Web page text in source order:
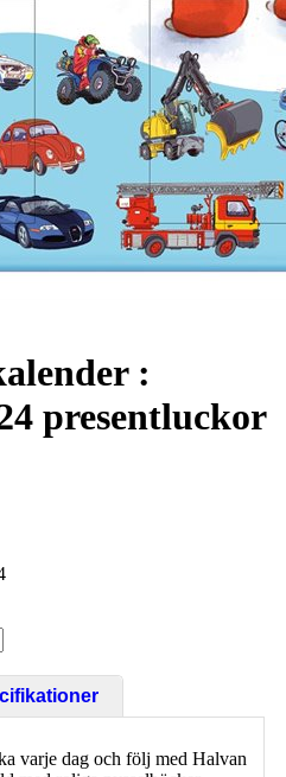
:
presentluckor
varje dag och följ med Halvan